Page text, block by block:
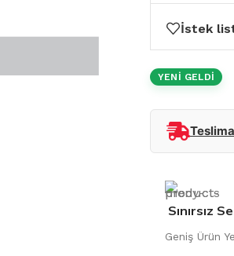
İstek
YENİ GELDİ
Sınırsız
Geniş Ürün